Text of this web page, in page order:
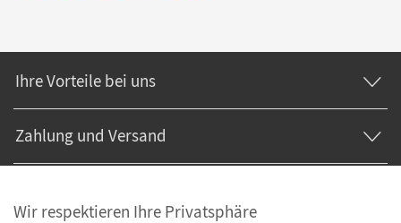
Ihre Vorteile bei uns
Zahlung und Versand
Wir respektieren Ihre Privatsphäre